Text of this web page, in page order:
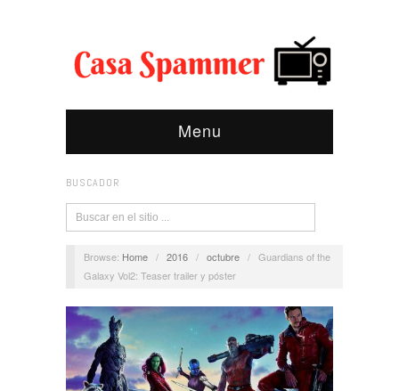
Menu
BUSCADOR
Browse: Home / 2016 / octubre / Guardians of the
Galaxy Vol2: Teaser trailer y póster